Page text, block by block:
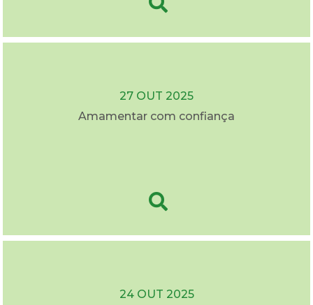
27 OUT 2025
Amamentar com confiança
24 OUT 2025